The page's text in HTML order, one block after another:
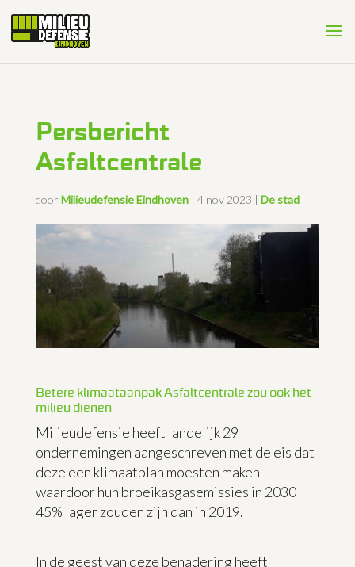
Persbericht
Asfaltcentrale
door Milieudefensie Eindhoven| 4 nov 2023 | De stad
Betere klimaataanpak Asfaltcentrale zou ook het
milieu dienen
Milieudefensie heeft landelijk 29
ondernemingen aangeschreven met de eis dat
deze een klimaatplan moesten maken
waardoor hun broeikasgasemissies in 2030
45% lager zouden zijn dan in 2019.
In de geest van deze benadering heeft